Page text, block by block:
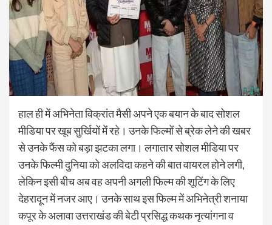
हाल ही में अभिनेता विक्रांत मैसी अपने एक बयान के बाद सोशल
मीडिया पर खूब सुर्खियों में रहे। उनके फिल्मों से ब्रेक लेने की खबर
से उनके फैंस को बड़ा झटका लगा। लगातार सोशल मीडिया पर
उनके फिल्मी दुनिया को अलविदा कहने की बात वायरल होने लगी,
लेकिन इसी बीच अब वह अपनी अगली फिल्म की शूटिंग के लिए
देहरादून में नजर आए। उनके साथ इस फिल्म में अभिनेत्री शनाया
कपूर के अलावा उत्तराखंड की बेटी प्रसिद्ध कथक नृत्यांगना व